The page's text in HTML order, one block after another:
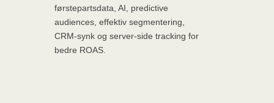
førstepartsdata, AI, predictive
audiences, effektiv segmentering,
CRM-synk og server-side tracking for
bedre ROAS.